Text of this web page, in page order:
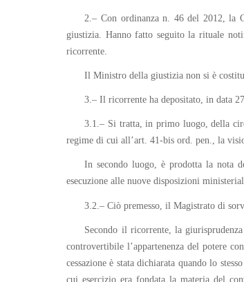
2.– Con ordinanza n. 46 del 2012, la
giustizia. Hanno fatto seguito la rituale
ricorrente.
Il Ministro della giustizia non si è
3.– Il ricorrente ha depositato, in data
3.1.– Si tratta, in primo luogo, della
regime di cui all’art. 41-bis ord. pen., la
In secondo luogo, è prodotta la nota
esecuzione alle nuove disposizioni
3.2.– Ciò premesso, il Magistrato di
Secondo il ricorrente, la
controvertibile l’appartenenza del potere
cessazione è stata dichiarata quando lo
cui esercizio era fondata la materia del